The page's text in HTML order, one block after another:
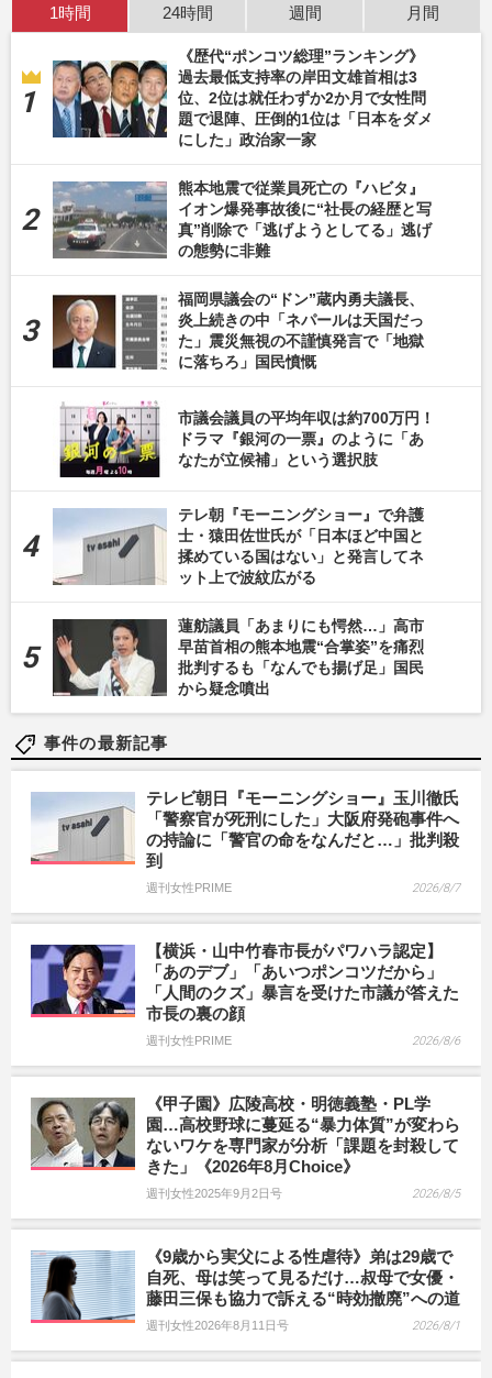
1時間 24時間 週間 月間
《歴代“ポンコツ総理”ランキング》
過去最低支持率の岸田文雄首相は3
位、2位は就任わずか2か月で女性問
題で退陣、圧倒的1位は「日本をダメ
にした」政治家一家
熊本地震で従業員死亡の『ハビタ』
イオン爆発事故後に“社長の経歴と写
真”削除で「逃げようとしてる」逃げ
の態勢に非難
福岡県議会の“ドン”蔵内勇夫議長、
炎上続きの中「ネパールは天国だっ
た」震災無視の不謹慎発言で「地獄
に落ちろ」国民憤慨
市議会議員の平均年収は約700万円！
ドラマ『銀河の一票』のように「あ
なたが立候補」という選択肢
テレ朝『モーニングショー』で弁護
士・猿田佐世氏が「日本ほど中国と
揉めている国はない」と発言してネ
ット上で波紋広がる
蓮舫議員「あまりにも愕然…」高市
早苗首相の熊本地震“合掌姿”を痛烈
批判するも「なんでも揚げ足」国民
から疑念噴出
事件の最新記事
テレビ朝日『モーニングショー』玉川徹氏
「警察官が死刑にした」大阪府発砲事件へ
の持論に「警官の命をなんだと…」批判殺
到
週刊女性PRIME 2026/8/7
【横浜・山中竹春市長がパワハラ認定】
「あのデブ」「あいつポンコツだから」
「人間のクズ」暴言を受けた市議が答えた
市長の裏の顔
週刊女性PRIME 2026/8/6
《甲子園》広陵高校・明徳義塾・PL学
園…高校野球に蔓延る“暴力体質”が変わら
ないワケを専門家が分析「課題を封殺して
きた」《2026年8月Choice》
週刊女性2025年9月2日号 2026/8/5
《9歳から実父による性虐待》弟は29歳で
自死、母は笑って見るだけ…叔母で女優・
藤田三保も協力で訴える“時効撤廃”への道
週刊女性2026年8月11日号 2026/8/1